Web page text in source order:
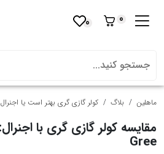
0
0
ماهلین بلاگ کولر گازی گری بهتر است یا اجنرال
Gree